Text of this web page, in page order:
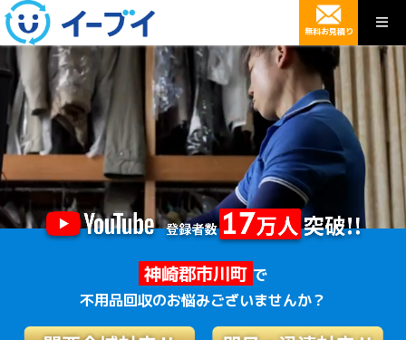
無料お見積り
神崎郡市川町 で
不用品回収のお悩みございませんか？